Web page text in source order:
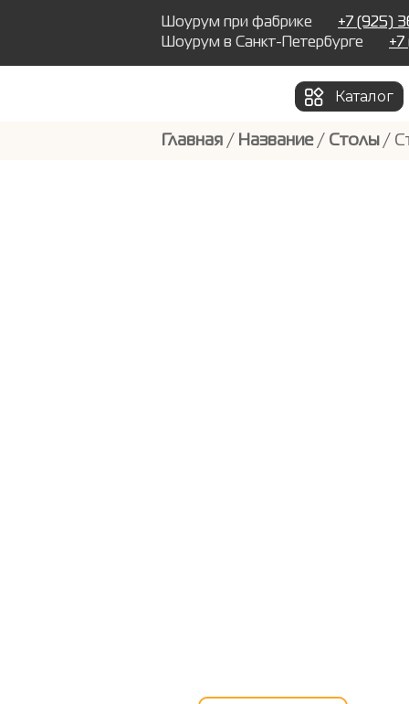
Шоурум при фабрике +7 (925)
Шоурум в Санкт-Петербурге
Каталог
Главная / Название/ Столы /